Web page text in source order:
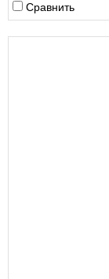
Сравнить